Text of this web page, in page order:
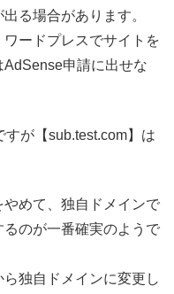
る場合があります。
ードプレスでサイトを
申請に出せな
が【sub.test.com】は
めて、独自ドメインで
のが一番確実のようで
独自ドメインに変更し